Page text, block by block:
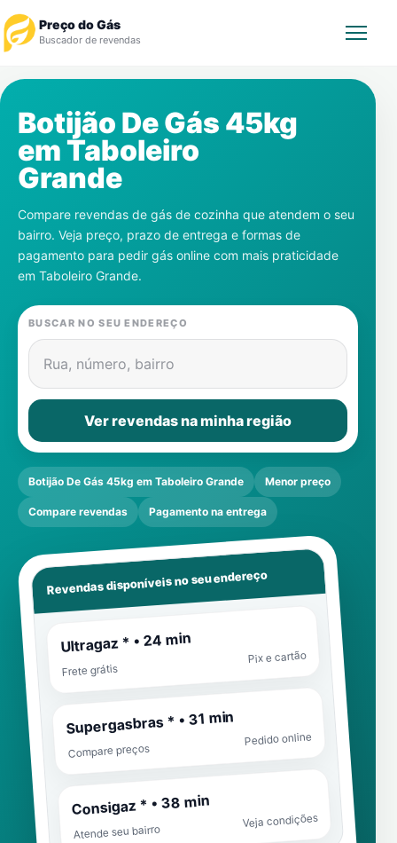
Preço do Gás
Buscador de revendas
Revendedor
Notícias
Cadastre-se
Gás
Contatos
Botijão De Gás 45kg
emTaboleiro
Grande
Compare revendas de gás de cozinha que atendem o seu
bairro. Veja preço, prazo de entrega e formas de
pagamento para pedir gás online com mais praticidade
em Taboleiro Grande.
BUSCAR NO SEU ENDEREÇO
Rua, número, bairro
Ver revendas na minha região
Botijão De Gás 45kg em Taboleiro Grande Menor preço
Compare revendas Pagamento na entrega
Revendas disponíveis no seu endereço
Ultragaz * • 24 min
Frete grátis
Pix e cartão
Supergasbras * • 31 min
Compare preços
Pedido online
Consigaz * • 38 min
Atende seu bairro
Veja condições